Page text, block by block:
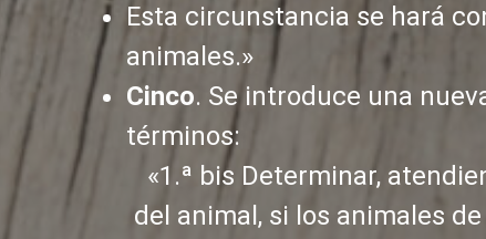
Esta circunstancia se hará
animales.»
Cinco. Se introduce una
términos:
«1.ª bis Determinar,
del animal, si los animales